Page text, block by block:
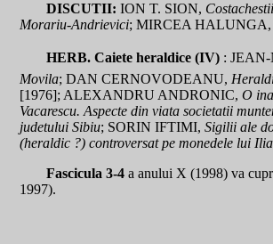
DISCUTII: ION T. SION, Costachestii
Morariu-Andrievici; MIRCEA HALUNGA,
HERB. Caiete heraldice (IV) :
Movila; DAN CERNOVODEANU,
[1976]; ALEXANDRU ANDRONIC, O
Vacarescu. Aspecte din viata societatii
judetului Sibiu; SORIN IFTIMI, Sigilii ale
(heraldic ?) controversat pe monedele lui
Fascicula 3-4 a anului X (1998) va
1997).